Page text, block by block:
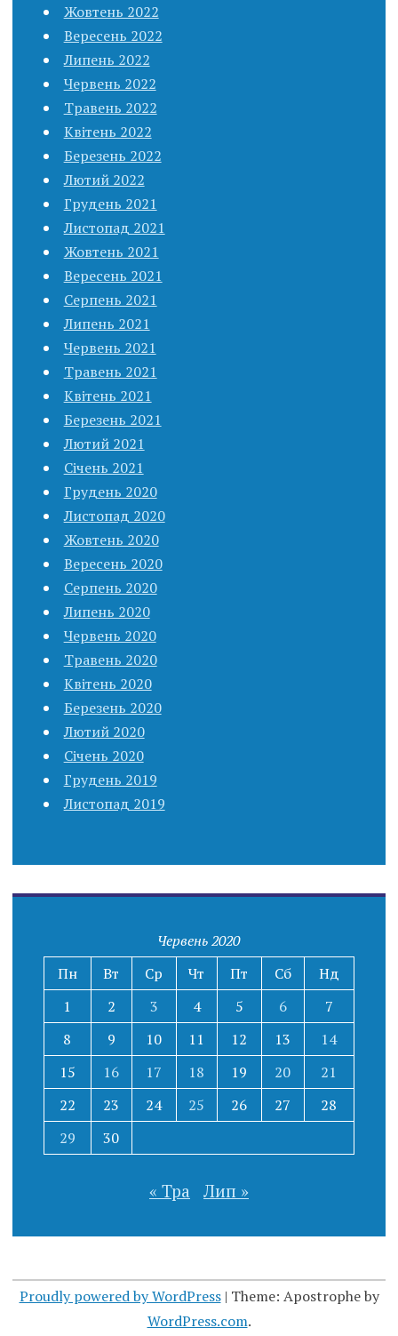
Жовтень 2022
Вересень 2022
Липень 2022
Червень 2022
Травень 2022
Квітень 2022
Березень 2022
Лютий 2022
Грудень 2021
Листопад 2021
Жовтень 2021
Вересень 2021
Серпень 2021
Липень 2021
Червень 2021
Травень 2021
Квітень 2021
Березень 2021
Лютий 2021
Січень 2021
Грудень 2020
Листопад 2020
Жовтень 2020
Вересень 2020
Серпень 2020
Липень 2020
Червень 2020
Травень 2020
Квітень 2020
Березень 2020
Лютий 2020
Січень 2020
Грудень 2019
Листопад 2019
Червень 2020
Пн
Вт Ср Чт Пт Сб
Нд
1
2 3 4 5 6
7
8
9 10 11 12 13
14
15
16 17 18 19 20
21
22
23 24 25 26 27
28
29
30
« Тра Лип »
Proudly powered by WordPress | Theme: Apostrophe by
WordPress.com.